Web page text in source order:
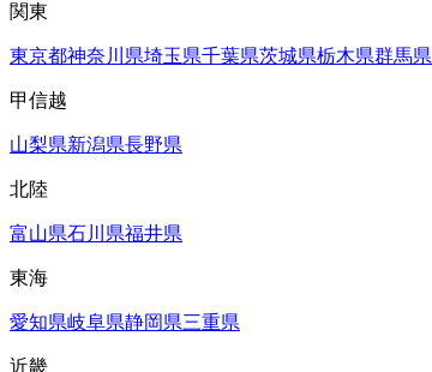
関東
東京都神奈川県埼玉県千葉県茨城県栃木県群馬県
甲信越
山梨県新潟県長野県
北陸
富山県石川県福井県
東海
愛知県岐阜県静岡県三重県
近畿